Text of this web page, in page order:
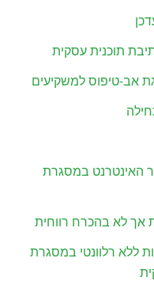
תוכנית עסקית
אב-טיפוס למשקיעים
האינטרנט במסגרת
אך לא בהכרח רווחית
ללא רלוונטי במסגרת